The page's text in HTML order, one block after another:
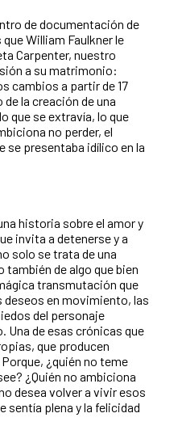
de documentación de
William Faulkner le
Carpenter, nuestro
a su matrimonio:
cambios a partir de 17
la creación de una
que se extravía, lo que
no perder, el
se presentaba idílico en la
historia sobre el amor y
invita a detenerse y a
solo se trata de una
de algo que bien
transmutación que
en movimiento, las
del personaje
Una de esas crónicas que
que producen
¿quién no teme
¿Quién no ambiciona
desea volver a vivir esos
sentía plena y la felicidad